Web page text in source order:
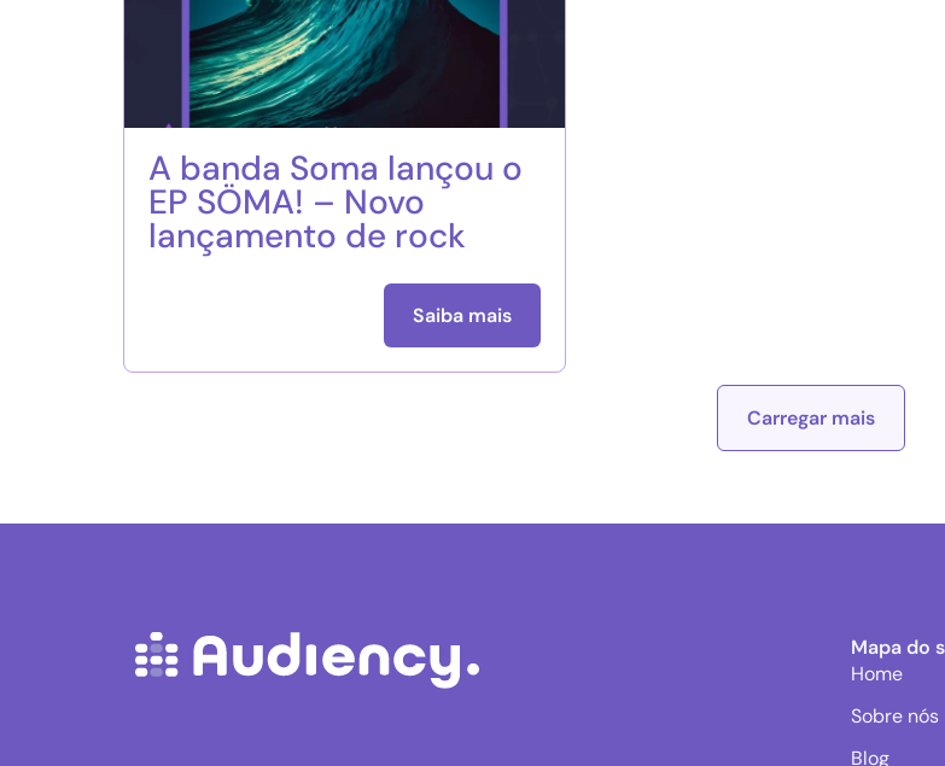
A banda Soma lançou o
EP SÖMA! – Novo
lançamento de rock
Saiba mais
Carregar mais
Mapa do
Home
Sobre nós
Blog